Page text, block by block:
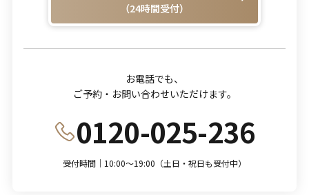
（24時間受付）
お電話でも、
ご予約・お問い合わせいただけます。
0120-025-236
受付時間｜10:00～19:00（土日・祝日も受付中）